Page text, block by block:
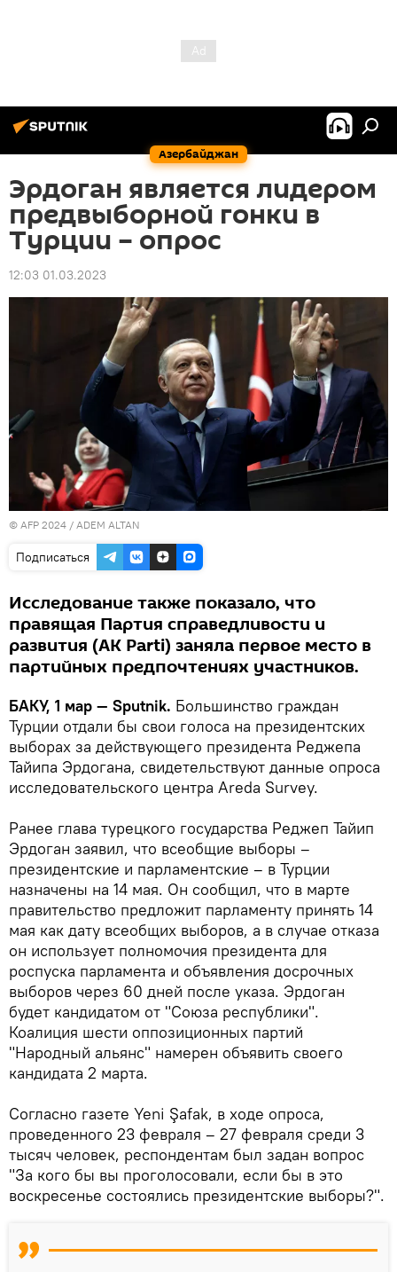
Азербайджан
Эрдоган является лидером
предвыборной гонки в
Турции – опрос
12:03 01.03.2023
© AFP 2024 / ADEM ALTAN
Подписаться
Исследование также показало, что
правящая Партия справедливости и
развития (АК Parti) заняла первое место в
партийных предпочтениях участников.
БАКУ, 1 мар — Sputnik. Большинство граждан
Турции отдали бы свои голоса на президентских
выборах за действующего президента Реджепа
Тайипа Эрдогана, свидетельствуют данные опроса
исследовательского центра Areda Survey.
Ранее глава турецкого государства Реджеп Тайип
Эрдоган заявил, что всеобщие выборы –
президентские и парламентские – в Турции
назначены на 14 мая. Он сообщил, что в марте
правительство предложит парламенту принять 14
мая как дату всеобщих выборов, а в случае отказа
он использует полномочия президента для
роспуска парламента и объявления досрочных
выборов через 60 дней после указа. Эрдоган
будет кандидатом от "Союза республики".
Коалиция шести оппозиционных партий
"Народный альянс" намерен объявить своего
кандидата 2 марта.
Согласно газете Yeni Şafak, в ходе опроса,
проведенного 23 февраля – 27 февраля среди 3
тысяч человек, респондентам был задан вопрос
"За кого бы вы проголосовали, если бы в это
воскресенье состоялись президентские выборы?".